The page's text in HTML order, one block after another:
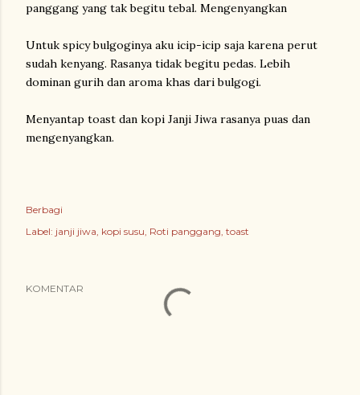
panggang yang tak begitu tebal. Mengenyangkan
Untuk spicy bulgoginya aku icip-icip saja karena perut
sudah kenyang. Rasanya tidak begitu pedas. Lebih
dominan gurih dan aroma khas dari bulgogi.
Menyantap toast dan kopi Janji Jiwa rasanya puas dan
mengenyangkan.
Berbagi
Label: janji jiwa kopi susu Roti panggang toast
KOMENTAR